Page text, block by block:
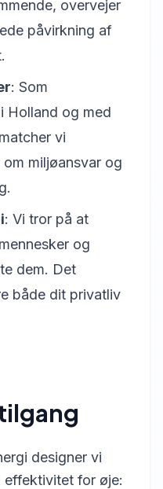
overvejer
påvirkning af
: Som
Holland og med
vi
miljøansvar og
: Vi tror på at
og
dem. Det
både dit privatliv
designer vi
effektivitet for øje: